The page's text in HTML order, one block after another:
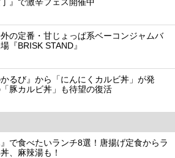
の定番・甘じょっぱ系ベーコンジャムバ
『BRISK STAND』
かるび』から「にんにくカルビ丼」が発
豚カルビ丼」も待望の復活
』で食べたいランチ8選！唐揚げ定食からラ
、麻辣湯も！